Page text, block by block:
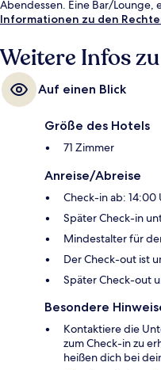
Abendessen. Eine Bar/Lounge,
ebenfalls zum Angebot.
Informationen zu den
Weitere Infos
Auf einen Blick
Größe des Hotels
71 Zimmer
Anreise/Abreise
Check-in ab:
Später Check-in
Mindestalter für
Der Check-out ist
Später Check-out
Besondere
Kontaktiere die
zum Check-in zu
heißen dich bei